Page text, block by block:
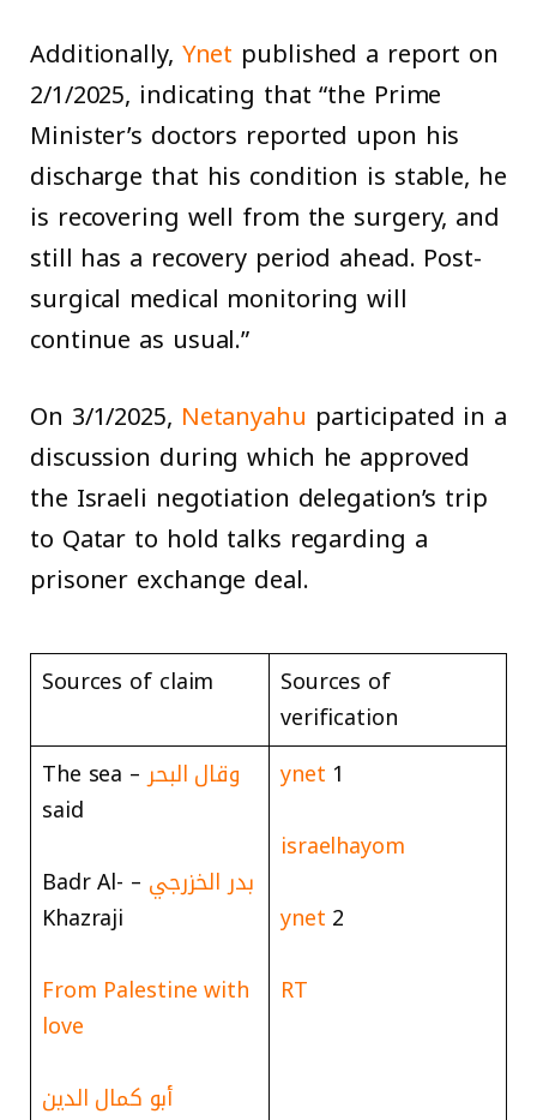
Additionally, Ynet published a report on
2/1/2025, indicating that “the Prime
Minister’s doctors reported upon his
discharge that his condition is stable, he
is recovering well from the surgery, and
still has a recovery period ahead. Post-
surgical medical monitoring will
continue as usual.”
On 3/1/2025, Netanyahu participated in a
discussion during which he approved
the Israeli negotiation delegation’s trip
to Qatar to hold talks regarding a
prisoner exchange deal.
Sources of
verification
Sources of claim
ynet 1
israelhayom
ynet 2
RT
وقال البحر
– The sea
said
بدر الخزرجي
– Badr Al-
Khazraji
From Palestine with
love
أبو كمال الدين